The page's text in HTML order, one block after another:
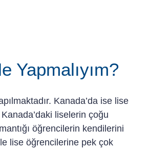
Yapmalıyım?
Kanada’da ise lise
liselerin çoğu
öğrencilerin kendilerini
lise öğrencilerine pek çok